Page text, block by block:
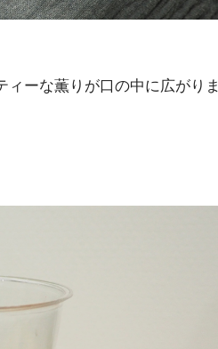
ーな薫りが口の中に広がりま